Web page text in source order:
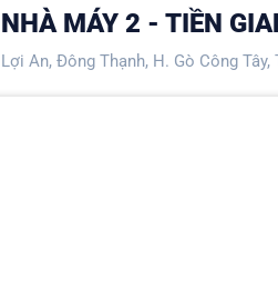
NHÀ MÁY 2 - TIỀN
Lợi An, Đông Thạnh, H. Gò Công Tây,